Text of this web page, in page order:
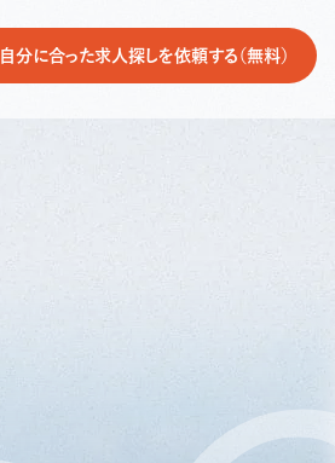
自分に合った求人探しを依頼する（無料）